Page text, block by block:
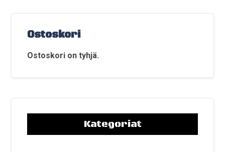
Ostoskori
Ostoskori on tyhjä.
Kategoriat